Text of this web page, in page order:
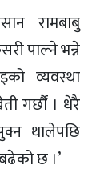
रामबाबु
पाल्ने भन्ने
व्यवस्था
गर्छौं । धेरै
थालेपछि
छ ।’